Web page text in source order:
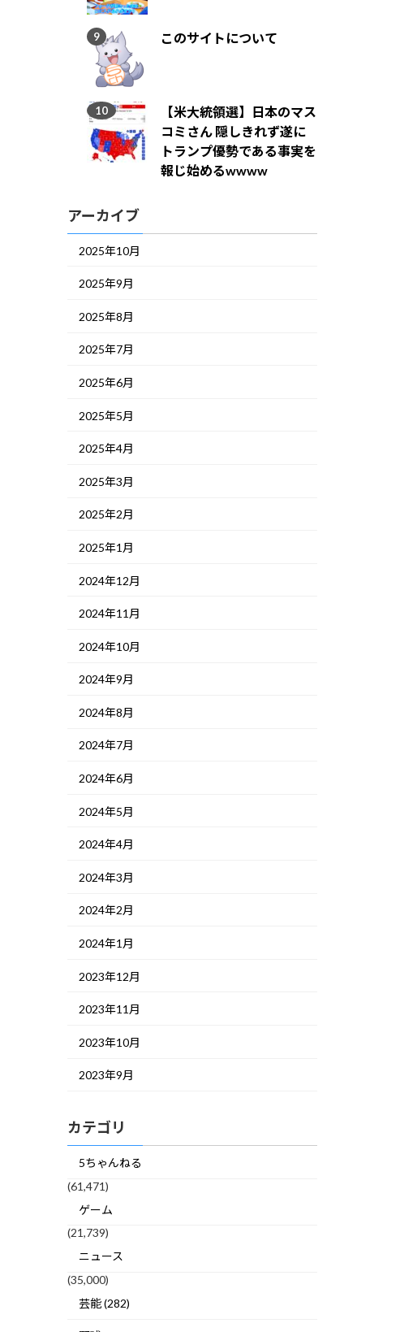
このサイトについて
【米大統領選】日本のマス
コミさん 隠しきれず遂に
トランプ優勢である事実を
報じ始めるwwww
アーカイブ
2025年10月
2025年9月
2025年8月
2025年7月
2025年6月
2025年5月
2025年4月
2025年3月
2025年2月
2025年1月
2024年12月
2024年11月
2024年10月
2024年9月
2024年8月
2024年7月
2024年6月
2024年5月
2024年4月
2024年3月
2024年2月
2024年1月
2023年12月
2023年11月
2023年10月
2023年9月
カテゴリ
5ちゃんねる
(61,471)
ゲーム
(21,739)
ニュース
(35,000)
芸能 (282)